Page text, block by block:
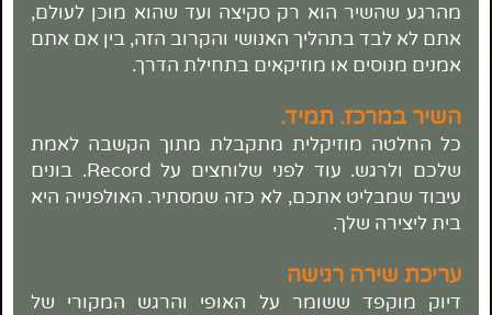
מהרגע שהשיר הוא רק סקיצה ועד שהוא מוכן לעולם,
אתם לא לבד בתהליך האנושי והקרוב הזה, בין אם אתם
אמנים מנוסים או מוזיקאים בתחילת הדרך.
השיר במרכז. תמיד.
כל החלטה מוזיקלית מתקבלת מתוך הקשבה לאמת
שלכם ולרגש. עוד לפני שלוחצים
על Record. בונים
עיבוד שמבליט אתכם, לא כזה שמסתיר. האולפנייה היא
בית ליצירה שלך.
עריכת שירה רגישה
דיוק מוקפד ששומר על האופי והרגש המקורי של